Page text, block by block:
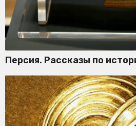
Персия. Рассказы по